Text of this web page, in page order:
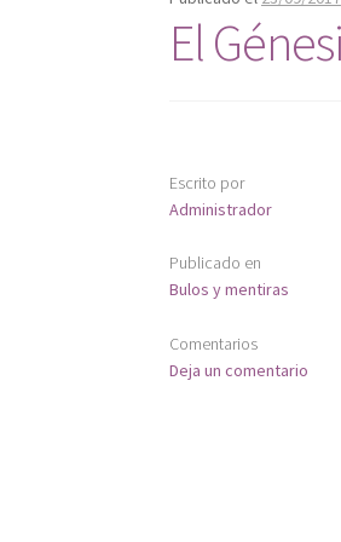
El
Escrito por
Administrador
Publicado en
Bulos y mentiras
Comentarios
Deja un comentario